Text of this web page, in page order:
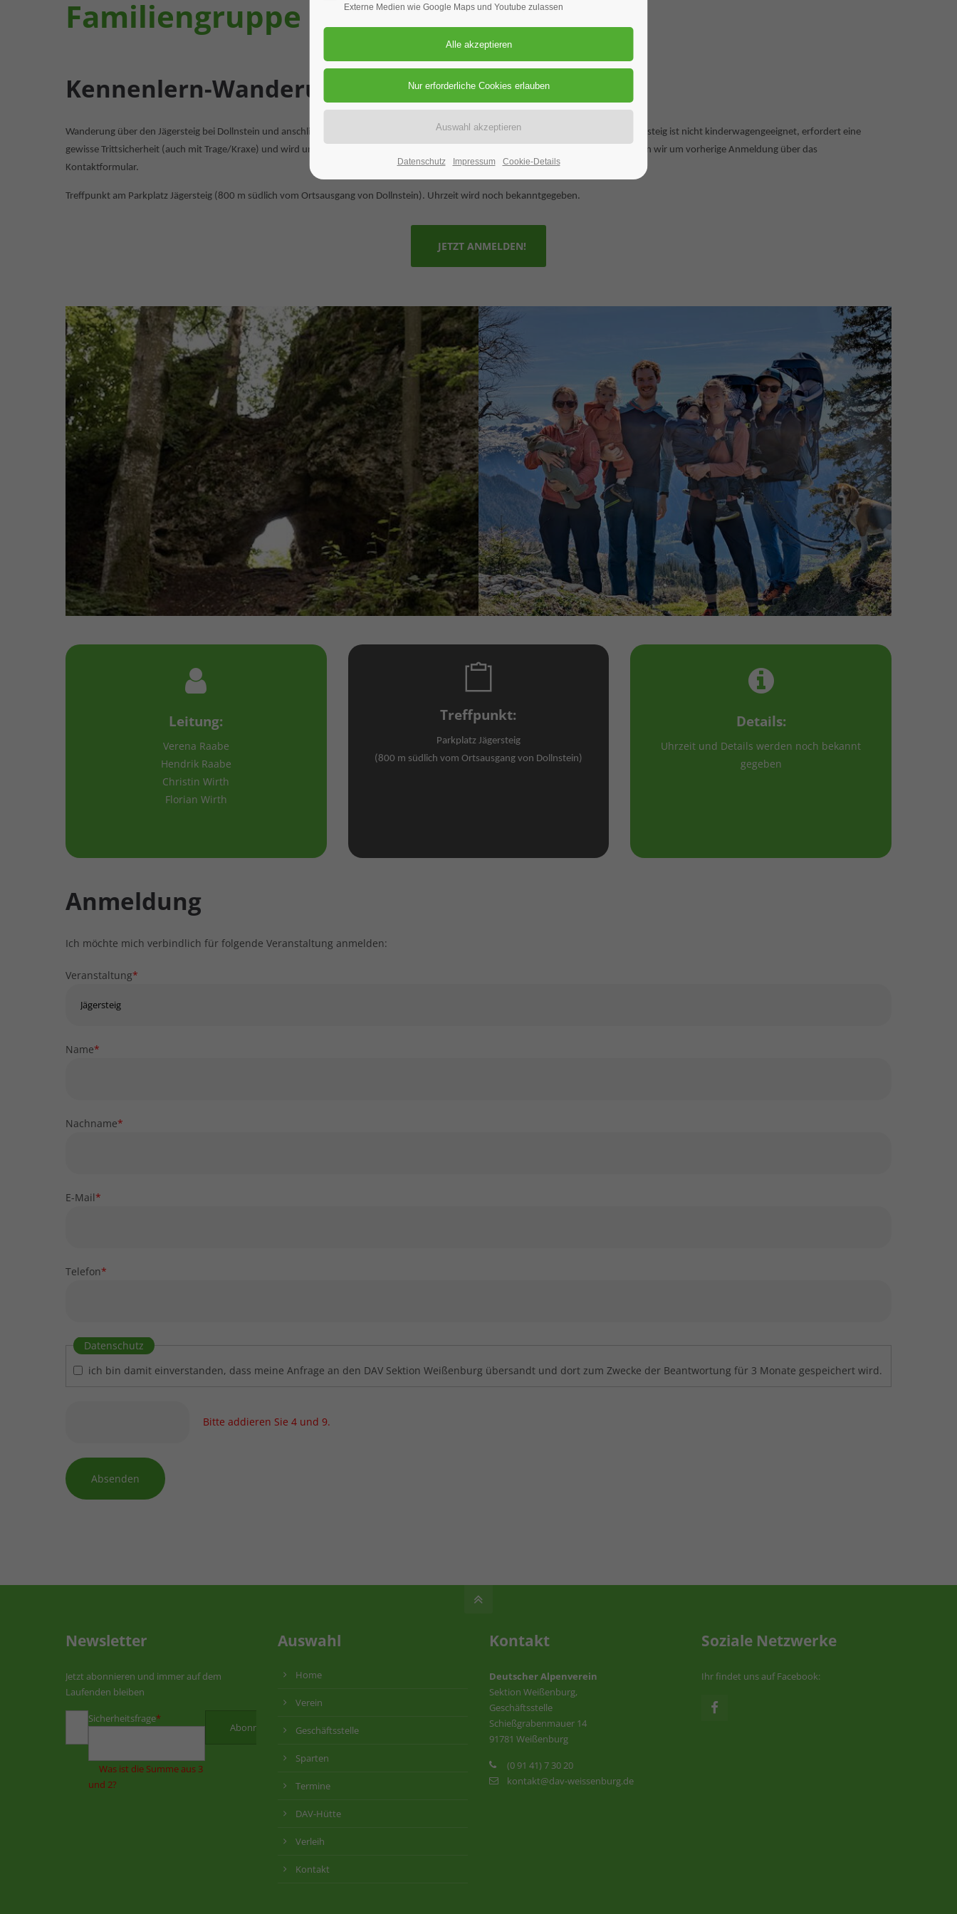
Familiengruppe
09.05.2026
ORT: DOLLNSTEIN
Kennenlern-Wanderung
Wanderung über den Jägersteig bei Dollnstein und anschließend Ausklang der Tour am Spielplatz in Dollnstein im Burgsteinweg. Der Jägersteig ist nicht kinderwagengeeignet, erfordert eine
gewisse Trittsicherheit (auch mit Trage/Kraxe) und wird uns voraussichtlich gut drei Stunden beschäftigen. Für eine bessere Planung bitten wir um vorherige Anmeldung über das
Kontaktformular.
Treffpunkt am Parkplatz Jägersteig (800 m südlich vom Ortsausgang von Dollnstein). Uhrzeit wird noch bekanntgegeben.
JETZT ANMELDEN!
Jägersteig Familie_Raabe_Wirth
Leitung:
Verena Raabe
Hendrik Raabe
Christin Wirth
Florian Wirth
Treffpunkt:
Parkplatz Jägersteig
(800 m südlich vom Ortsausgang von Dollnstein)
Details:
Uhrzeit und Details werden noch bekannt
gegeben
Anmeldung
Ich möchte mich verbindlich für folgende Veranstaltung anmelden:
Veranstaltung*
Name*
Nachname*
E-Mail*
Telefon*
Datenschutz
ich bin damit einverstanden, dass meine Anfrage an den DAV Sektion Weißenburg übersandt und dort zum Zwecke der Beantwortung für 3 Monate gespeichert wird.
Bitte addieren Sie 4 und 9.
Absenden
Newsletter
Jetzt abonnieren und immer auf dem
Laufenden bleiben
Sicherheitsfrage*
Was ist die Summe aus 3
und 2?
Auswahl
Home
Verein
Geschäftsstelle
Sparten
Termine
DAV-Hütte
Verleih
Kontakt
Kontakt
Deutscher Alpenverein
Sektion Weißenburg,
Geschäftsstelle
Schießgrabenmauer 14
91781 Weißenburg
(0 91 41) 7 30 20
kontakt@dav-weissenburg.de
Soziale Netzwerke
Ihr findet uns auf Facebook:
Externe Medien wie Google Maps und Youtube zulassen
Datenschutz Impressum Cookie-Details